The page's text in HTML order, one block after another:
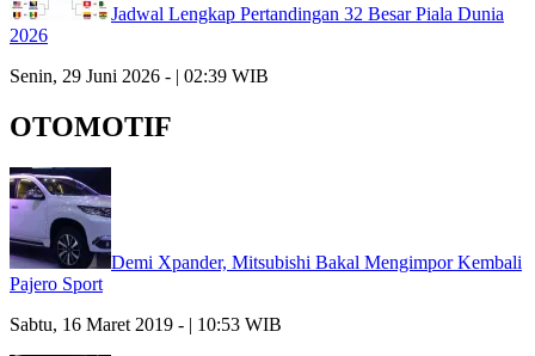
Jadwal Lengkap Pertandingan 32 Besar Piala Dunia
2026
Senin, 29 Juni 2026 - | 02:39 WIB
OTOMOTIF
Demi Xpander, Mitsubishi Bakal Mengimpor Kembali
Pajero Sport
Sabtu, 16 Maret 2019 - | 10:53 WIB